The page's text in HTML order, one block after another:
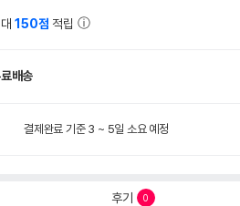
대150점 적립
배송
결제완료 기준 3 ~ 5일 소요 예정
후기 0